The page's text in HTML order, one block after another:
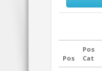
Pos
Pos
Cat